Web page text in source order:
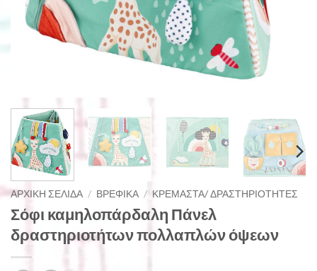
ΑΡΧΙΚΉ ΣΕΛΊΔΑ / ΒΡΕΦΙΚΆ / ΚΡΕΜΑΣΤΆ/ ΔΡΑΣΤΗΡΙΌΤΗΤΕΣ
Σόφι καμηλοπάρδαλη Πάνελ
δραστηριοτήτων πολλαπλών όψεων